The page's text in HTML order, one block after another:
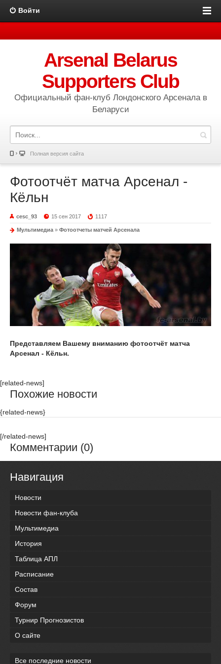
Войти
Arsenal Belarus
Supporters Club
Официальный фан-клуб Лондонского Арсенала в
Беларуси
Полная версия сайта
Фотоотчёт матча Арсенал -
Кёльн
cesc_93 15 сен 2017 1117
Мультимедиа » Фотоотчеты матчей Арсенала
Представляем Вашему вниманию фотоотчёт матча
Арсенал - Кёльн.
[related-news]
Похожие новости
{related-news}
[/related-news]
Комментарии (0)
Навигация
Новости
Новости фан-клуба
Мультимедиа
История
Таблица АПЛ
Расписание
Состав
Форум
Турнир Прогнозистов
О сайте
Все последние новости